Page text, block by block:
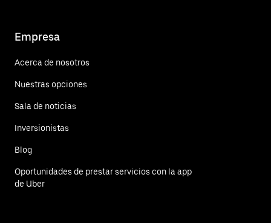
Empresa
Acerca de nosotros
Nuestras opciones
Sala de noticias
Inversionistas
Blog
Oportunidades de prestar servicios con la app
de Uber